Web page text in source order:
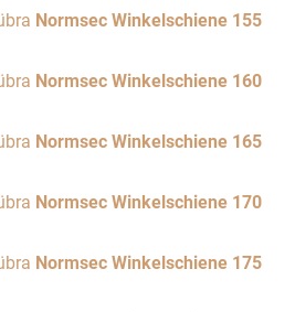
Normsec Winkelschiene 155
Normsec Winkelschiene 160
Normsec Winkelschiene 165
Normsec Winkelschiene 170
Normsec Winkelschiene 175